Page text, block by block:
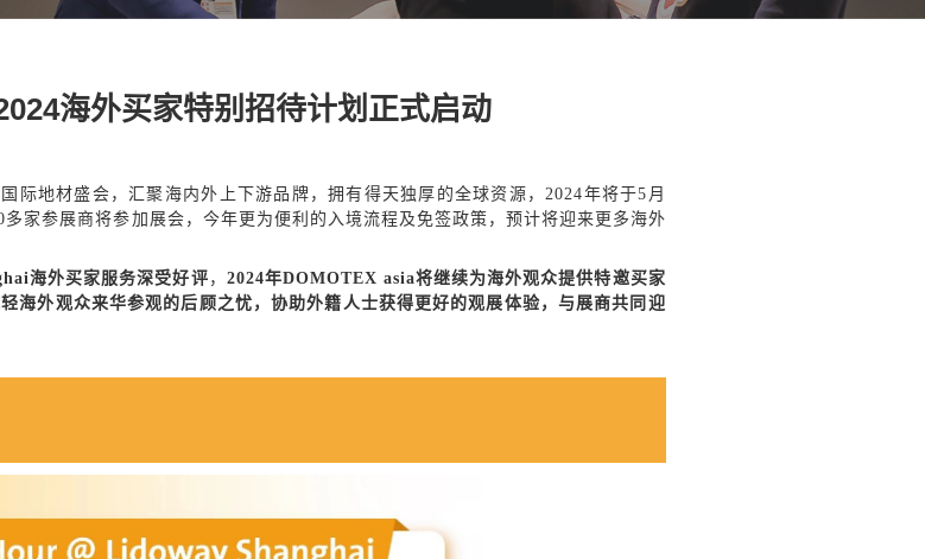
海外买家特别招待计划正式启动
际地材盛会，汇聚海内外上下游品牌，拥有得天独厚的全球资源，2024年将于5月
家参展商将参加展会，今年更为便利的入境流程及免签政策，预计将迎来更多海外
海外买家服务深受好评， 2024年DOMOTEX asia将继续为海外观众提供特邀买家
海外观众来华参观的后顾之忧，协助外籍人士获得更好的观展体验， 与展商共同迎